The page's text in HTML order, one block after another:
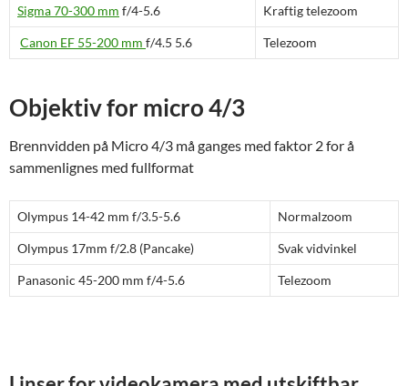
Sigma 70-300 mm f/4-5.6 Kraftig telezoom
Canon EF 55-200 mm f/4.5 5.6 Telezoom
Objektiv for micro 4/3
Brennvidden på Micro 4/3 må ganges med faktor 2 for å
sammenlignes med fullformat
Olympus 14-42 mm f/3.5-5.6 Normalzoom
Olympus 17mm f/2.8 (Pancake) Svak vidvinkel
Panasonic 45-200 mm f/4-5.6 Telezoom